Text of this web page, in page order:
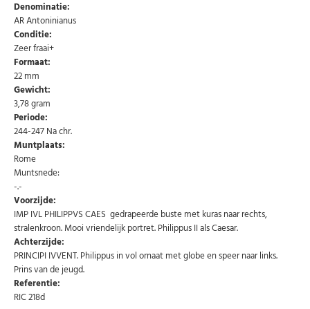
speciale aanbiedingen.
Denominatie:
AR Antoninianus
Conditie:
Zeer fraai+
Formaat:
22 mm
Gewicht:
3,78 gram
Periode:
244-247 Na chr.
Muntplaats:
Rome
Muntsnede:
-.-
Voorzijde:
IMP IVL PHILIPPVS CAES gedrapeerde buste met kuras naar rechts,
stralenkroon. Mooi vriendelijk portret. Philippus II als Caesar.
Achterzijde:
PRINCIPI IVVENT. Philippus in vol ornaat met globe en speer naar links.
Prins van de jeugd.
Referentie:
RIC 218d